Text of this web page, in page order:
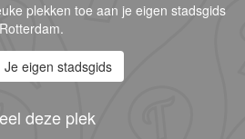
plekken toe aan je eigen stadsgids
Je eigen stadsgids
deze plek